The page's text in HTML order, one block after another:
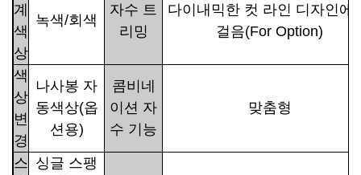
계
색
상
녹색/회색
자수 트
리밍
다이내믹한 컷 라인 디자인에
걸음(For Option)
색
상
변
경
나사봉 자
동색상(옵
션용)
콤비네
이션 자
수 기능
맞춤형
스 싱글 스팽